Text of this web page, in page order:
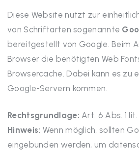
Diese Website nutzt zur
von Schriftarten sogenannte
bereitgestellt von Google. Beim
Browser die benötigten Web
Browsercache. Dabei kann es zu
Google-Servern kommen.
Rechtsgrundlage: Art. 6 Abs. 1
Hinweis: Wenn möglich, sollten
eingebunden werden, um